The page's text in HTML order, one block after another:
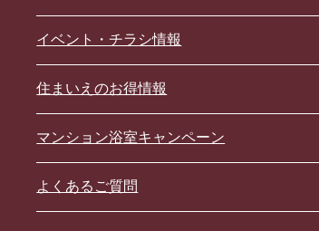
イベント・チラシ情報
住まいえのお得情報
マンション浴室キャンペーン
よくあるご質問